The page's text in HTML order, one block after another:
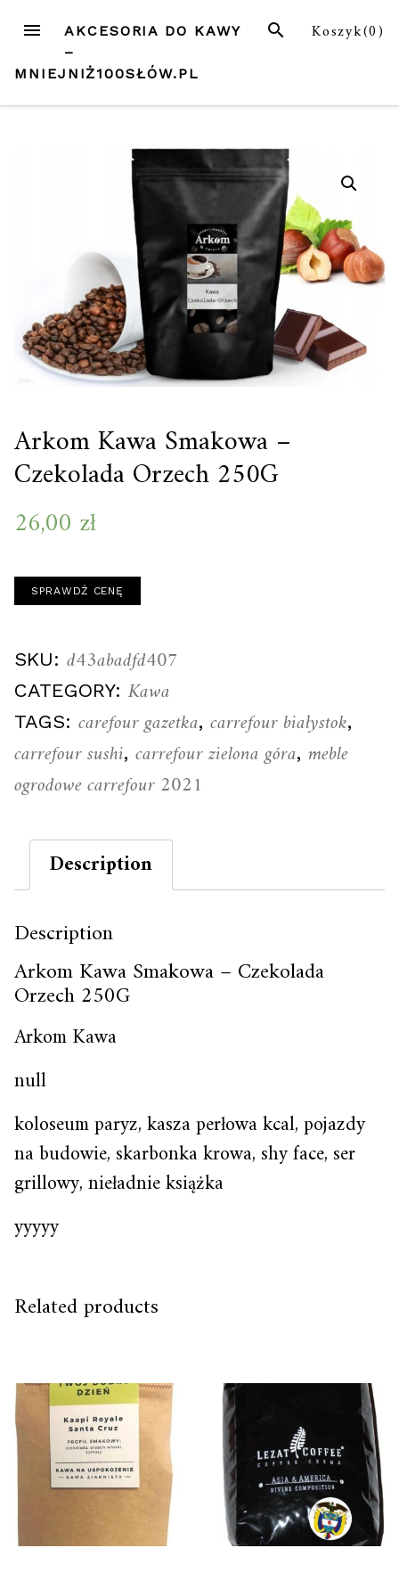
treści
MENU Koszyk(0)
SZUKAJ
AKCESORIA DO KAWY
–
MNIEJNIŻ100SŁÓW.PL
Arkom Kawa Smakowa –
Czekolada Orzech 250G
26,00 zł
SPRAWDŹ CENĘ
SKU: d43abadfd407
CATEGORY: Kawa
TAGS: carefour gazetka, carrefour białystok,
carrefour sushi, carrefour zielona góra, meble
ogrodowe carrefour 2021
Description
Description
Arkom Kawa Smakowa – Czekolada
Orzech 250G
Arkom Kawa
null
koloseum paryz, kasza perłowa kcal, pojazdy
na budowie, skarbonka krowa, shy face, ser
grillowy, nieładnie książka
yyyyy
Related products